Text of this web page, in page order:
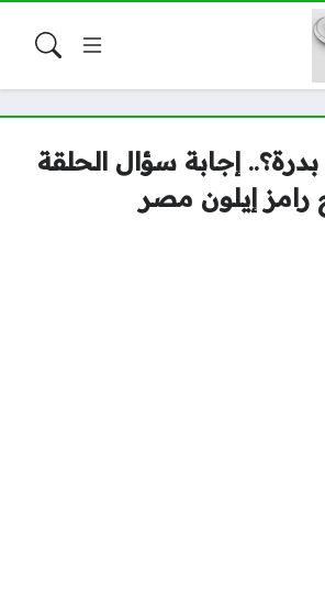
إجابة سؤال الحلقة